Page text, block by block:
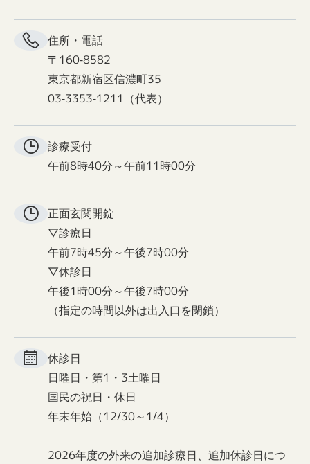
住所・電話
〒160-8582
東京都新宿区信濃町35
03-3353-1211（代表）
診療受付
午前8時40分～午前11時00分
正面玄関開錠
▽診療日
午前7時45分～午後7時00分
▽休診日
午後1時00分～午後7時00分
（指定の時間以外は出入口を閉鎖）
休診日
日曜日・第1・3土曜日
国民の祝日・休日
年末年始（12/30～1/4）
2026年度の外来の追加診療日、追加休診日につ